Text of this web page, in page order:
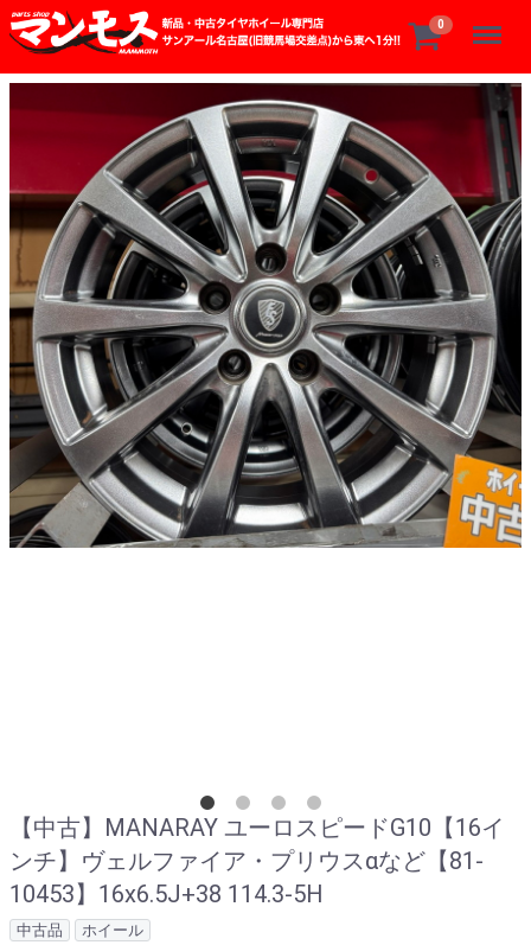
0 Menu
【中古】MANARAY ユーロスピードG10【16イ
ンチ】ヴェルファイア・プリウスαなど【81-
10453】16x6.5J+38 114.3-5H
中古品 ホイール